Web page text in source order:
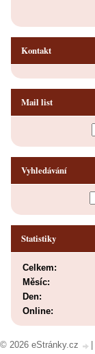
Kontakt
Mail list
Vyhledávání
Statistiky
Online:
Celkem:
Měsíc:
Den:
© 2026 eStránky.cz